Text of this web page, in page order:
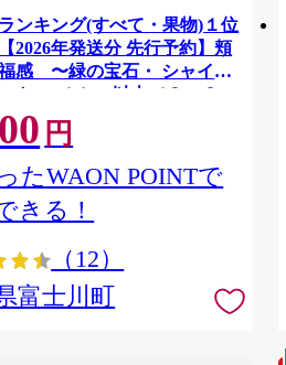
ンキング(すべて・果物)１位
2026年発送分 先行予約】頬
感 〜緑の宝石・ シャイン
ット 〜 １ｋｇ以上（２〜３
ーツ 山梨県産 果物 くだも
ン マスカット ぶどう ブド
大粒 種なし 先行予約 富士川
円 一万円 9000円 九千円
円
たWAON POINTで
きる！
（12）
富士川町